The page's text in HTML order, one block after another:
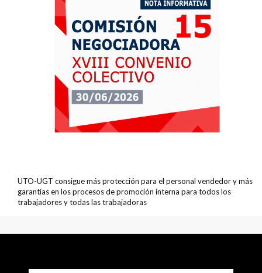
UTO-UGT consigue más protección para el personal vendedor y más
garantías en los procesos de promoción interna para todos los
trabajadores y todas las trabajadoras